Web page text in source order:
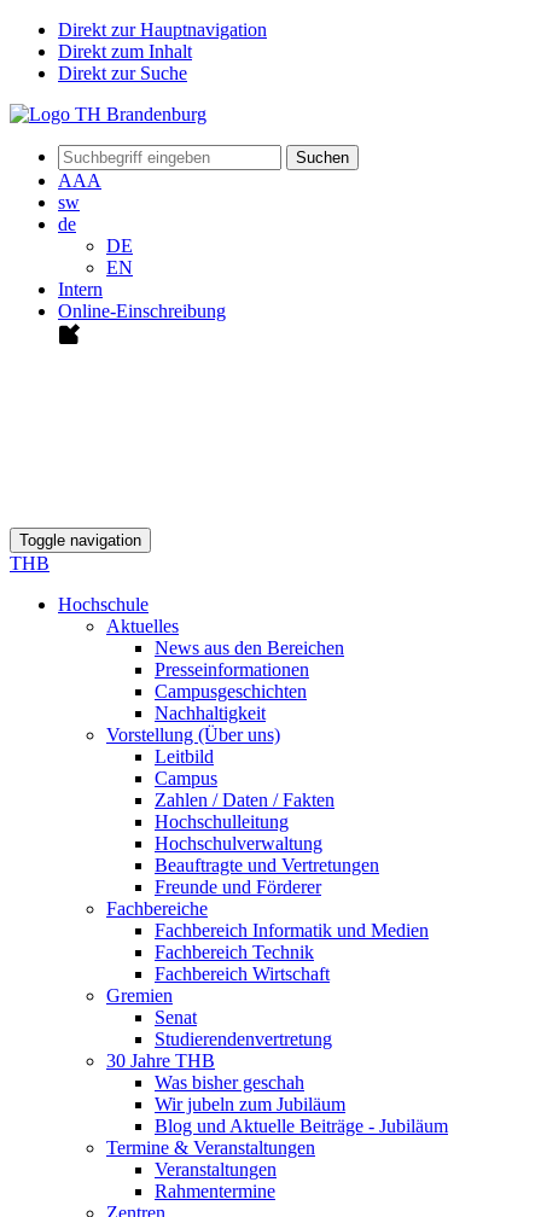
Direkt zur Hauptnavigation
Direkt zum Inhalt
Direkt zur Suche
Suchen
AAA
sw
de
DE
EN
Intern
Online-Einschreibung
Toggle navigation
THB
Hochschule
Aktuelles
News aus den Bereichen
Presseinformationen
Campusgeschichten
Nachhaltigkeit
Vorstellung (Über uns)
Leitbild
Campus
Zahlen / Daten / Fakten
Hochschulleitung
Hochschulverwaltung
Beauftragte und Vertretungen
Freunde und Förderer
Fachbereiche
Fachbereich Informatik und Medien
Fachbereich Technik
Fachbereich Wirtschaft
Gremien
Senat
Studierendenvertretung
30 Jahre THB
Was bisher geschah
Wir jubeln zum Jubiläum
Blog und Aktuelle Beiträge - Jubiläum
Termine & Veranstaltungen
Veranstaltungen
Rahmentermine
Zentren